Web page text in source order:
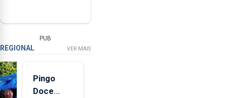
PUB
REGIONAL VER MAIS
Pingo
Doce